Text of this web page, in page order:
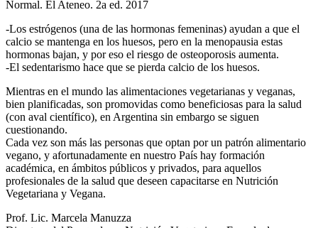
Normal. El Ateneo. 2a ed. 2017
-Los estrógenos (una de las hormonas femeninas) ayudan a que el
calcio se mantenga en los huesos, pero en la menopausia estas
hormonas bajan, y por eso el riesgo de osteoporosis aumenta.
-El sedentarismo hace que se pierda calcio de los huesos.
Mientras en el mundo las alimentaciones vegetarianas y veganas,
bien planificadas, son promovidas como beneficiosas para la salud
(con aval científico), en Argentina sin embargo se siguen
cuestionando.
Cada vez son más las personas que optan por un patrón alimentario
vegano, y afortunadamente en nuestro País hay formación
académica, en ámbitos públicos y privados, para aquellos
profesionales de la salud que deseen capacitarse en Nutrición
Vegetariana y Vegana.
Prof. Lic. Marcela Manuzza